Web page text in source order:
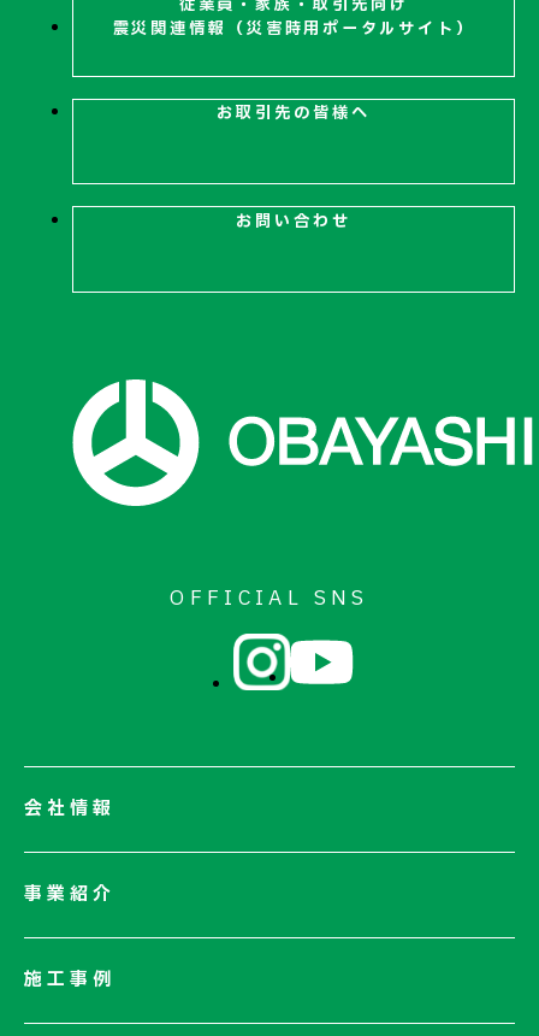
従業員・家族・取引先向け
震災関連情報（災害時用ポータルサイト）
お取引先の皆様へ
お問い合わせ
OFFICIAL SNS
会社情報
会社情報一覧
事業紹介
施工事例